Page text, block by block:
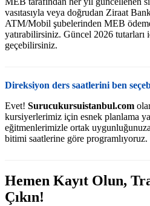
vasıtasıyla veya doğrudan Ziraat
ATM/Mobil şubelerinden MEB
yatırabilirsiniz. Güncel 2026
geçebilirsiniz.
Direksiyon ders saatlerini ben
Evet! Surucukursuistanbul.com
kursiyerlerimiz için esnek planlama
eğitmenlerimizle ortak
bitimi saatlerine göre programlıyoruz.
Hemen Kayıt Olun,
Çıkın!